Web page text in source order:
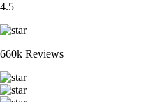
4.5
660k Reviews